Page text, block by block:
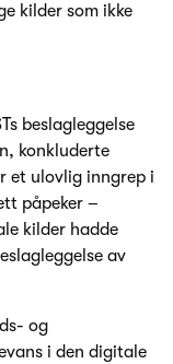
kilder som ikke
beslagleggelse
konkluderte
et ulovlig inngrep i
påpeker –
kilder hadde
av
og
i den digitale